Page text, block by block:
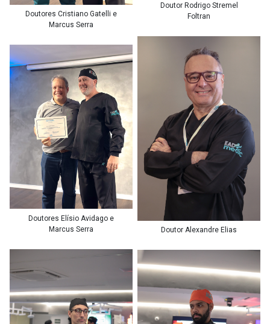
Doutor Rodrigo Stremel
Foltran
Doutores Cristiano Gatelli e
Marcus Serra
Doutor Alexandre Elias
Doutores Elísio Avidago e
Marcus Serra